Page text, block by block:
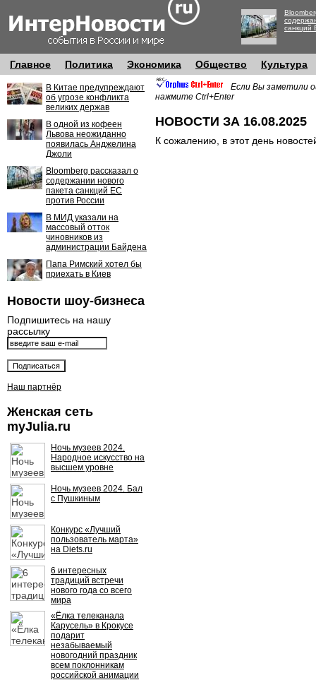
санкций
Главное Политика Экономика Общество Культура
В Китае предупреждают
об угрозе конфликта
великих держав
В одной из кофеен
Львова неожиданно
появилась Анджелина
Джоли
Bloomberg рассказал о
содержании нового
пакета санкций ЕС
против России
В МИД указали на
массовый отток
чиновников из
администрации Байдена
Папа Римский хотел бы
приехать в Киев
Новости шоу-бизнеса
Подпишитесь на нашу
рассылку
Наш партнёр
Женская сеть
myJulia.ru
Ночь музеев 2024.
Народное искусство на
высшем уровне
Ночь музеев 2024. Бал
с Пушкиным
Конкурс «Лучший
пользователь марта»
на Diets.ru
6 интересных
традиций встречи
нового года со всего
мира
«Ёлка телеканала
Карусель» в Крокусе
подарит
незабываемый
новогодний праздник
всем поклонникам
российской анимации
Если Вы заметили
нажмите Ctrl+Enter
НОВОСТИ ЗА 16.08.2025
К сожалению, в этот день